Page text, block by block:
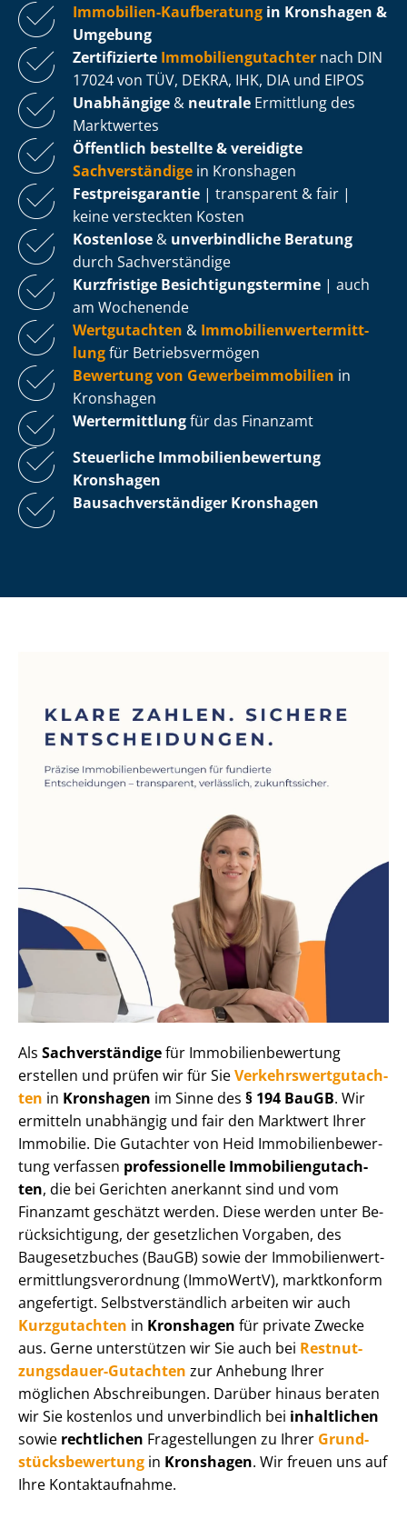
Immobilien-Kaufberatung in Kronshagen &
Umgebung
Zertifizierte Im­mo­bi­li­en­gut­ach­ter nach DIN
17024 von TÜV, DEKRA, IHK, DIA und EIPOS
Unabhängige & neutrale Ermittlung des
Marktwertes
Öffentlich bestellte & vereidigte
Sachverständige in Kronshagen
Fest­preis­ga­ran­tie | transparent & fair |
keine versteckten Kosten
Kostenlose & unverbindliche Beratung
durch Sachverständige
Kurzfristige Be­sich­ti­gungs­ter­mi­ne | auch
am Wochenende
Wertgutachten & Im­mo­bi­li­en­wert­ermitt­
lungfür Be­triebs­ver­mö­gen
Bewertung von Ge­wer­be­im­mo­bi­li­en in
Kronshagen
Wertermittlungfür das Finanzamt
Steuerliche Im­mo­bi­li­en­be­wer­tung
Kronshagen
Bau­sach­ver­stän­di­ger Kronshagen
Als Sachverständigefür Im­mo­bi­li­en­be­wer­tung
erstellen und prüfen wir für SieVer­kehrs­wert­gut­ach­
ten in Kronshagen im Sinne des § 194 BauGB. Wir
ermitteln unabhängig und fair den Marktwert Ihrer
Immobilie. Die Gutachter von Heid Im­mo­bi­li­en­be­wer­
tung verfassen professionelle Im­mo­bi­li­en­gut­ach­
ten, die bei Gerichten anerkannt sind und vom
Finanzamt geschätzt werden. Diese werden unter Be­
rück­sich­ti­gung, der gesetzlichen Vorgaben, des
Baugesetzbuches (BauGB) sowie der Im­mo­bi­li­en­wert­
ermitt­lungs­ver­ord­nung (ImmoWertV), marktkonform
angefertigt. Selbst­ver­ständ­lich arbeiten wir auch
Kurzgutachten in Kronshagen für private Zwecke
aus. Gerne unterstützen wir Sie auch bei Rest­nut­
zungs­dau­er-Gutachten zur Anhebung Ihrer
möglichen Abschreibungen. Darüber hinaus beraten
wir Sie kostenlos und unverbindlich bei inhaltlichen
sowie rechtlichen Fragestellungen zu Ihrer Grund­
stücks­be­wer­tung in Kronshagen. Wir freuen uns auf
Ihre Kontaktaufnahme.